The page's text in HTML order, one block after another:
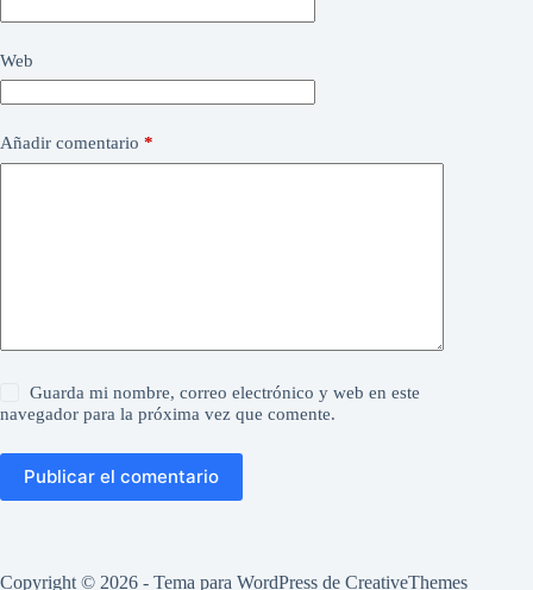
Web
Añadir comentario *
Guarda mi nombre, correo electrónico y web en este
navegador para la próxima vez que comente.
Publicar el comentario
Copyright © 2026 - Tema para WordPress de CreativeThemes